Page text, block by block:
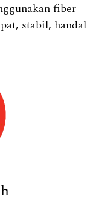
fiber
stabil, handal